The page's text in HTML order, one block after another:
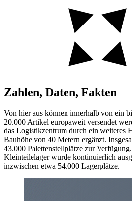
Zahlen, Daten, Fakten
Von hier aus können innerhalb von ein
20.000 Artikel europaweit versendet
das Logistikzentrum durch ein weiteres
Bauhöhe von 40 Metern ergänzt.
43.000 Palettenstellplätze zur
Kleinteilelager wurde kontinuierlich
inzwischen etwa 54.000 Lagerplätze.